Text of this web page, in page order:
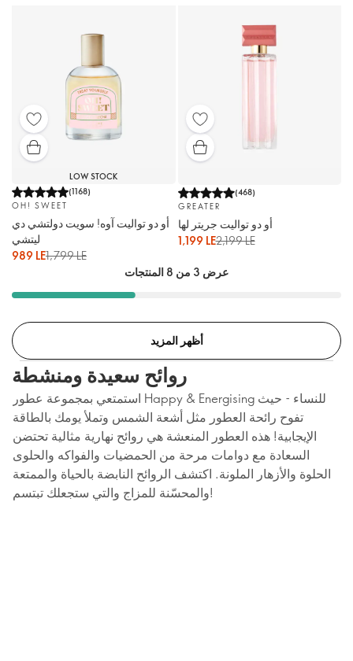
LOW STOCK
(1168)
OH! SWEET
أو دو تواليت آوه! سويت دولتشي دي
ليتشي
989 LE1,799 LE
(468)
GREATER
أو دو تواليت جريتر لها
1,199 LE2,199 LE
عرض 3 من 8 المنتجات
أظهر المزيد
روائح سعيدة ومنشطة
استمتعي بمجموعة عطور Happy & Energising للنساء - حيث
تفوح رائحة العطور مثل أشعة الشمس وتملأ يومك بالطاقة
الإيجابية! هذه العطور المنعشة هي روائح نهارية مثالية تحتضن
السعادة مع دوامات مرحة من الحمضيات والفواكه والحلوى
الحلوة والأزهار الملونة. اكتشف الروائح النابضة بالحياة والممتعة
والمحسّنة للمزاج والتي ستجعلك تبتسم!